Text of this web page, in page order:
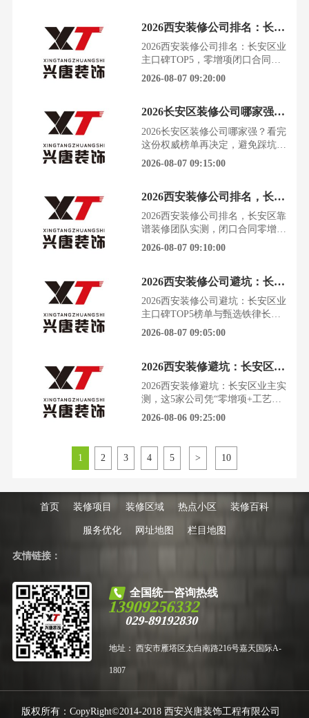
火。尤其是在长安区，楼盘新老交
替，需求五花八门，找个靠谱的装
修公司，简直比选对象还难。今
天，我们就结合2026年西安家装行
业的权威测评数据和数万长安区
2026西安装修公司排名：长安区业主口碑TOP5，零增项闭口合同是底线
2026西安装修公司排名：长安区业
主口碑TOP5，零增项闭口合同是
底线长安区作为西安城南宜居核心
属性，是西安刚需家装、改善整
装、旧房翻新需求高度集中的区
域。片区内既有韦曲老城区成熟老
旧小区、单位家属院的翻新改造需
求，也有郭杜、大学城、航天新
2026-08-07 09:20:00
2026长安区装修公司哪家强？看完这份权威榜单再决定，避免踩坑！
2026长安区装修公司哪家强？看完
这份权威榜单再决定，避免踩坑！
翻着手机里五花八门的装修公司广
比想象中难得多。长安区作为西安
城南宜居核心板块，既有韦曲老城
区的旧房翻新刚需，也有郭杜、大
学城片区的新房改善需求。市场看
似繁荣，但套餐陷阱、材料猫腻
2026-08-07 09:15:00
2026西安装修公司排名，长安区靠谱装修团队实测，闭口合同零增项是关键
2026西安装修公司排名，长安区靠
谱装修团队实测，闭口合同零增项
是关键看着网上各种装修公司排名
区，选错装修团队，意味着无尽的
增项、拖延的工期和扯皮的售后。
今天，我们不谈虚的排名，只聚焦
设计能否100%落地和交付是否让
你真正满意这两大硬核标杆。
2026-08-07 09:10:00
2026西安装修公司避坑：长安区业主口碑TOP5榜单与甄选铁律
2026西安装修公司避坑：长安区业
主口碑TOP5榜单与甄选铁律长安
区作为西安城南宜居核心板块、城
性，是西安刚需家装、改善整装、
旧房翻新需求高度集中的区域。片
区内既有韦曲老城区成熟老旧小
区、单位家属院的翻新改造需求，
也有郭杜、大学城、航天新城等
2026-08-07 09:05:00
2026西安装修避坑：长安区业主实测，这5家公司凭“零增项+工艺稳”上榜
2026西安装修避坑：长安区业主实
测，这5家公司凭“零增项+工艺
稳”上榜长安区作为西安城南宜居
熟老旧小区、单位家属院的翻新改
造需求，也有郭杜、大学城、
2026-08-06 09:25:00
1 2 3 4 5 > 10
首页 装修项目 装修区域 热点小区 装修百科
服务优化 网址地图 栏目地图
友情链接：
全国统一咨询热线
13909256332
029-89192830
地址： 西安市雁塔区太白南路216号嘉天国际A-
1807
版权所有：CopyRight©2014-2018 西安兴唐装饰工程有限公司